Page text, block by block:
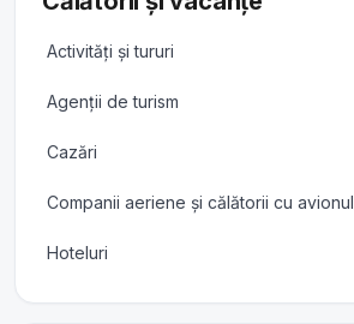
Activități și tururi
Agenții de turism
Cazări
Companii aeriene și călătorii cu avionul
Hoteluri